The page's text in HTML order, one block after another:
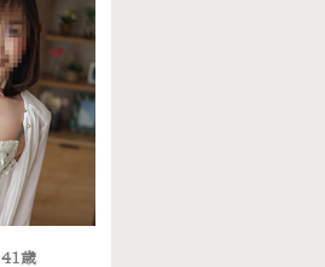
41歳